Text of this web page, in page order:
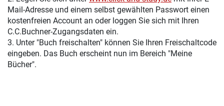
Mail-Adresse und einem selbst gewählten Passwort einen
kostenfreien Account an oder loggen Sie sich mit Ihren
C.C.Buchner-Zugangsdaten ein.
3. Unter "Buch freischalten" können Sie Ihren Freischaltcode
eingeben. Das Buch erscheint nun im Bereich "Meine
Bücher".